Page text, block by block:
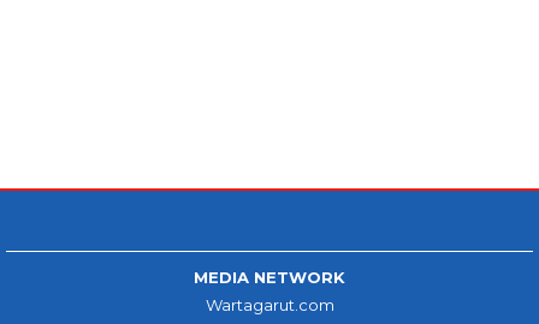
MEDIA NETWORK
Wartagarut.com